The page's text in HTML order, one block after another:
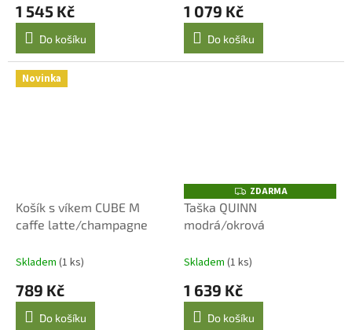
1 545 Kč
Do košíku
1 079 Kč
Do košíku
Novinka
Košík s víkem CUBE M
caffe latte/champagne
Skladem (1 ks)
789 Kč
Do košíku
Z
D
A
R
ZDARMA
Taška QUINN
modrá/okrová
Skladem (1 ks)
1 639 Kč
Do košíku